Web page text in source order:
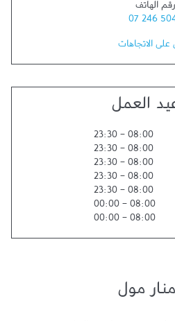
رقم الهاتف
07 246
الاتجاهات
العمل
08:00
-
23:30
08:00
-
23:30
08:00
-
23:30
08:00
-
23:30
08:00
-
23:30
08:00
-
00:00
08:00
-
00:00
مول